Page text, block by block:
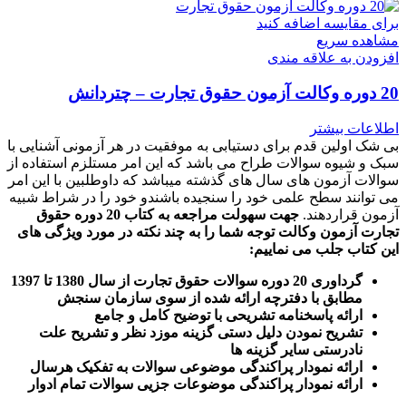
برای مقایسه اضافه کنید
مشاهده سریع
افزودن به علاقه مندی
20 دوره وکالت آزمون حقوق تجارت – چتردانش
اطلاعات بیشتر
بی شک اولین قدم برای دستیابی به موفقیت در هر آزمونی آشنایی با
سبک و شیوه سوالات طراح می باشد که این امر مستلزم استفاده از
سوالات آزمون های سال های گذشته میباشد که داوطلبین با این امر
می توانند سطح علمی خود را سنجیده باشندو خود را در شراط شبیه
آزمون قراردهند.
جهت سهولت مراجعه به کتاب 20 دوره حقوق
تجارت آزمون وکالت توجه شما را به چند نکته در مورد ویژگی های
این کتاب جلب می نماییم:
گرداوری 20 دوره سوالات حقوق تجارت از سال 1380 تا 1397
مطابق با دفترچه ارائه شده از سوی سازمان سنجش
ارائه پاسخنامه تشریحی با توضیح کامل و جامع
تشریح نمودن دلیل دستی گزینه موزد نظر و تشریح علت
نادرستی سایر گزینه ها
ارائه نمودار پراکندگی موضوعی سوالات به تفکیک هرسال
رائه نمودار پراکندگی موضوعات جزیی سوالات تمام ادوار